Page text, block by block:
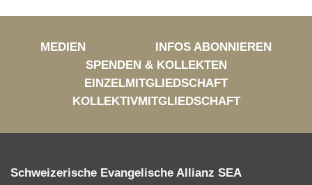
MEDIEN
INFOS ABONNIEREN
SPENDEN & KOLLEKTEN
EINZELMITGLIEDSCHAFT
KOLLEKTIVMITGLIEDSCHAFT
Schweizerische Evangelische Allianz SEA